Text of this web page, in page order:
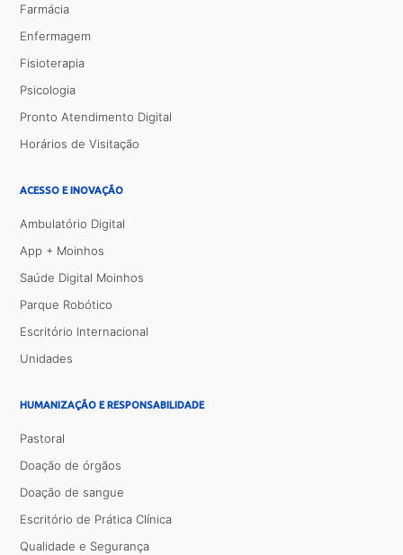
Farmácia
Enfermagem
Fisioterapia
Psicologia
Pronto Atendimento Digital
Horários de Visitação
ACESSO E INOVAÇÃO
Ambulatório Digital
App + Moinhos
Saúde Digital Moinhos
Parque Robótico
Escritório Internacional
Unidades
HUMANIZAÇÃO E RESPONSABILIDADE
Pastoral
Doação de órgãos
Doação de sangue
Escritório de Prática Clínica
Qualidade e Segurança